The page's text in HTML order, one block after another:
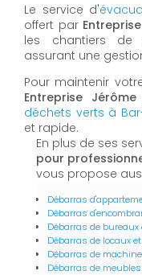
Le service d'
offert par
les chantiers de
assurant une
Pour maintenir
Entreprise Jérôme
déchets verts à
et rapide.
En plus de ses
pour
vous propose
Débarras
Débarras
Débarras de
Débarras de locaux
Débarras de
Débarras de